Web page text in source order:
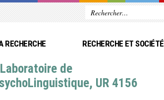
RECHERCHE RECHERCHE ET SOCIÉTÉ
de
UR 4156